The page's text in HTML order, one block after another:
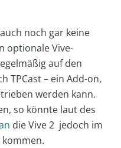
noch gar keine
optionale Vive-
auf den
TPCast – ein Add-on,
werden kann.
so könnte laut des
die Vive 2 jedoch im